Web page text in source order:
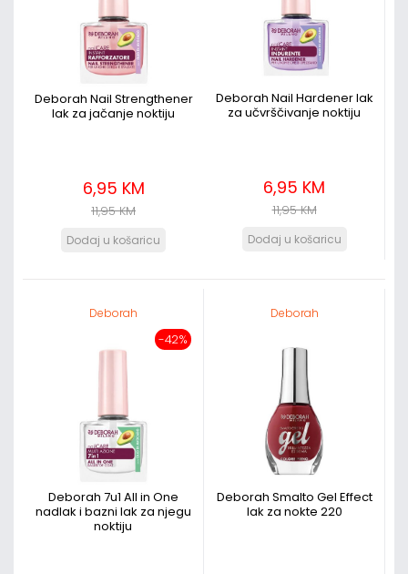
Deborah Nail Strengthener
lak za jačanje noktiju
6,95 KM
11,95 KM
Deborah Nail Hardener lak
za učvrščivanje noktiju
6,95 KM
11,95 KM
Deborah
-42%
Deborah 7u1 All in One
nadlak i bazni lak za njegu
noktiju
Deborah
Deborah Smalto Gel Effect
lak za nokte 220